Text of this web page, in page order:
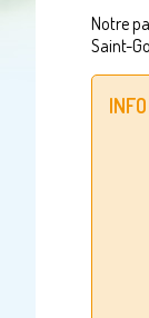
Notre
Saint-